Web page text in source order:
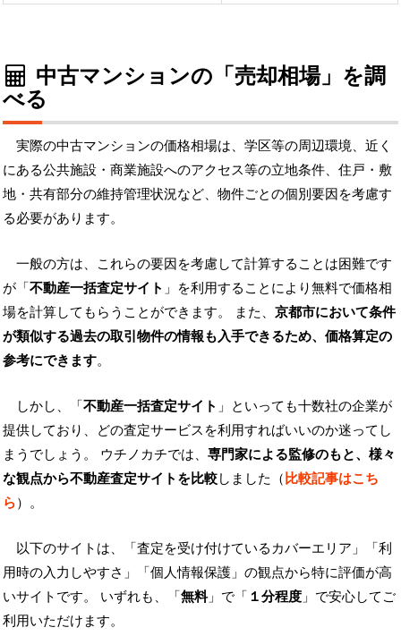
中古マンションの「売却相場」を調
べる
実際の中古マンションの価格相場は、学区等の周辺環境、近く
にある公共施設・商業施設へのアクセス等の立地条件、住戸・敷
地・共有部分の維持管理状況など、物件ごとの個別要因を考慮す
る必要があります。
一般の方は、これらの要因を考慮して計算することは困難です
が「不動産一括査定サイト 」を利用することにより無料で価格相
場を計算してもらうことができます。 また、 京都市において条件
が類似する過去の取引物件の情報も入手できるため、価格算定の
参考にできます。
しかし、「不動産一括査定サイト 」といっても十数社の企業が
提供しており、どの査定サービスを利用すればいいのか迷ってし
まうでしょう。 ウチノカチでは、 専門家による監修のもと、様々
な観点から不動産査定サイトを比較しました（比較記事はこち
ら）。
以下のサイトは、「査定を受け付けているカバーエリア」「利
用時の入力しやすさ」「個人情報保護」の観点から特に評価が高
いサイトです。 いずれも、「無料」で「 １分程度 」で安心してご
利用いただけます。